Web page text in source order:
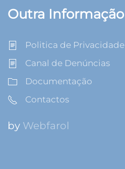
Outra Informação
Politica de Privacidade
Canal de Denúncias
Documentação
Contactos
by Webfarol